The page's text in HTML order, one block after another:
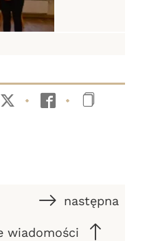
TwitterFacebook
następna
wiadomości